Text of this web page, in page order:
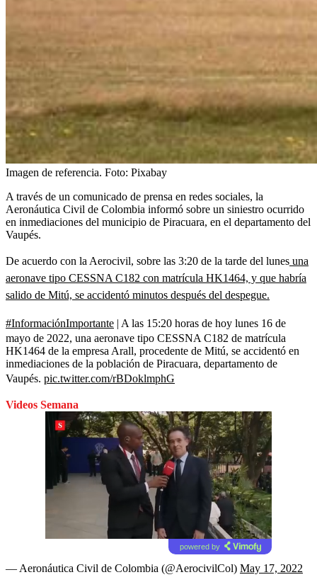
Imagen de referencia. Foto: Pixabay
A través de un comunicado de prensa en redes sociales, la
Aeronáutica Civil de Colombia informó sobre un siniestro ocurrido
en inmediaciones del municipio de Piracuara, en el departamento del
Vaupés.
De acuerdo con la Aerocivil, sobre las 3:20 de la tarde del lunes una
aeronave tipo CESSNA C182 con matrícula HK1464, y que habría
salido de Mitú, se accidentó minutos después del despegue.
#InformaciónImportante | A las 15:20 horas de hoy lunes 16 de
mayo de 2022, una aeronave tipo CESSNA C182 de matrícula
HK1464 de la empresa Arall, procedente de Mitú, se accidentó en
inmediaciones de la población de Piracuara, departamento de
Vaupés. pic.twitter.com/rBDoklmphG
Videos Semana
powered by
— Aeronáutica Civil de Colombia (@AerocivilCol) May 17, 2022